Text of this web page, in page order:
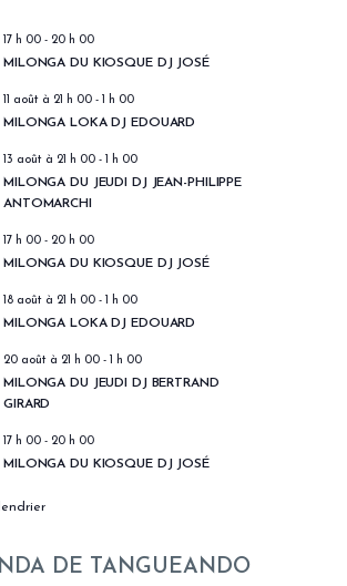
17 h 00 - 20 h 00
MILONGA DU KIOSQUE DJ JOSÉ
11 août à 21 h 00 - 1 h 00
MILONGA LOKA DJ EDOUARD
13 août à 21 h 00 - 1 h 00
MILONGA DU JEUDI DJ JEAN-PHILIPPE
ANTOMARCHI
17 h 00 - 20 h 00
MILONGA DU KIOSQUE DJ JOSÉ
18 août à 21 h 00 - 1 h 00
MILONGA LOKA DJ EDOUARD
20 août à 21 h 00 - 1 h 00
MILONGA DU JEUDI DJ BERTRAND
GIRARD
17 h 00 - 20 h 00
MILONGA DU KIOSQUE DJ JOSÉ
DE TANGUEANDO